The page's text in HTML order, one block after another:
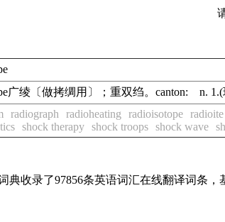
广绫〔做拷绸用〕；重双绉。canton: n.
radiograph radioheating radioisotope radioite
shock therapy shock troops shock wave
典收录了97856条英语词汇在线翻译词条